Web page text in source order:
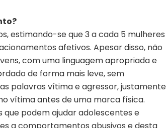
estimando-se que 3 a cada 5 mulheres
afetivos. Apesar disso, não
com uma linguagem apropriada e
de forma mais leve, sem
palavras vítima e agressor, justamente
vítima antes de uma marca física.
podem ajudar adolescentes e
a comportamentos abusivos e desta